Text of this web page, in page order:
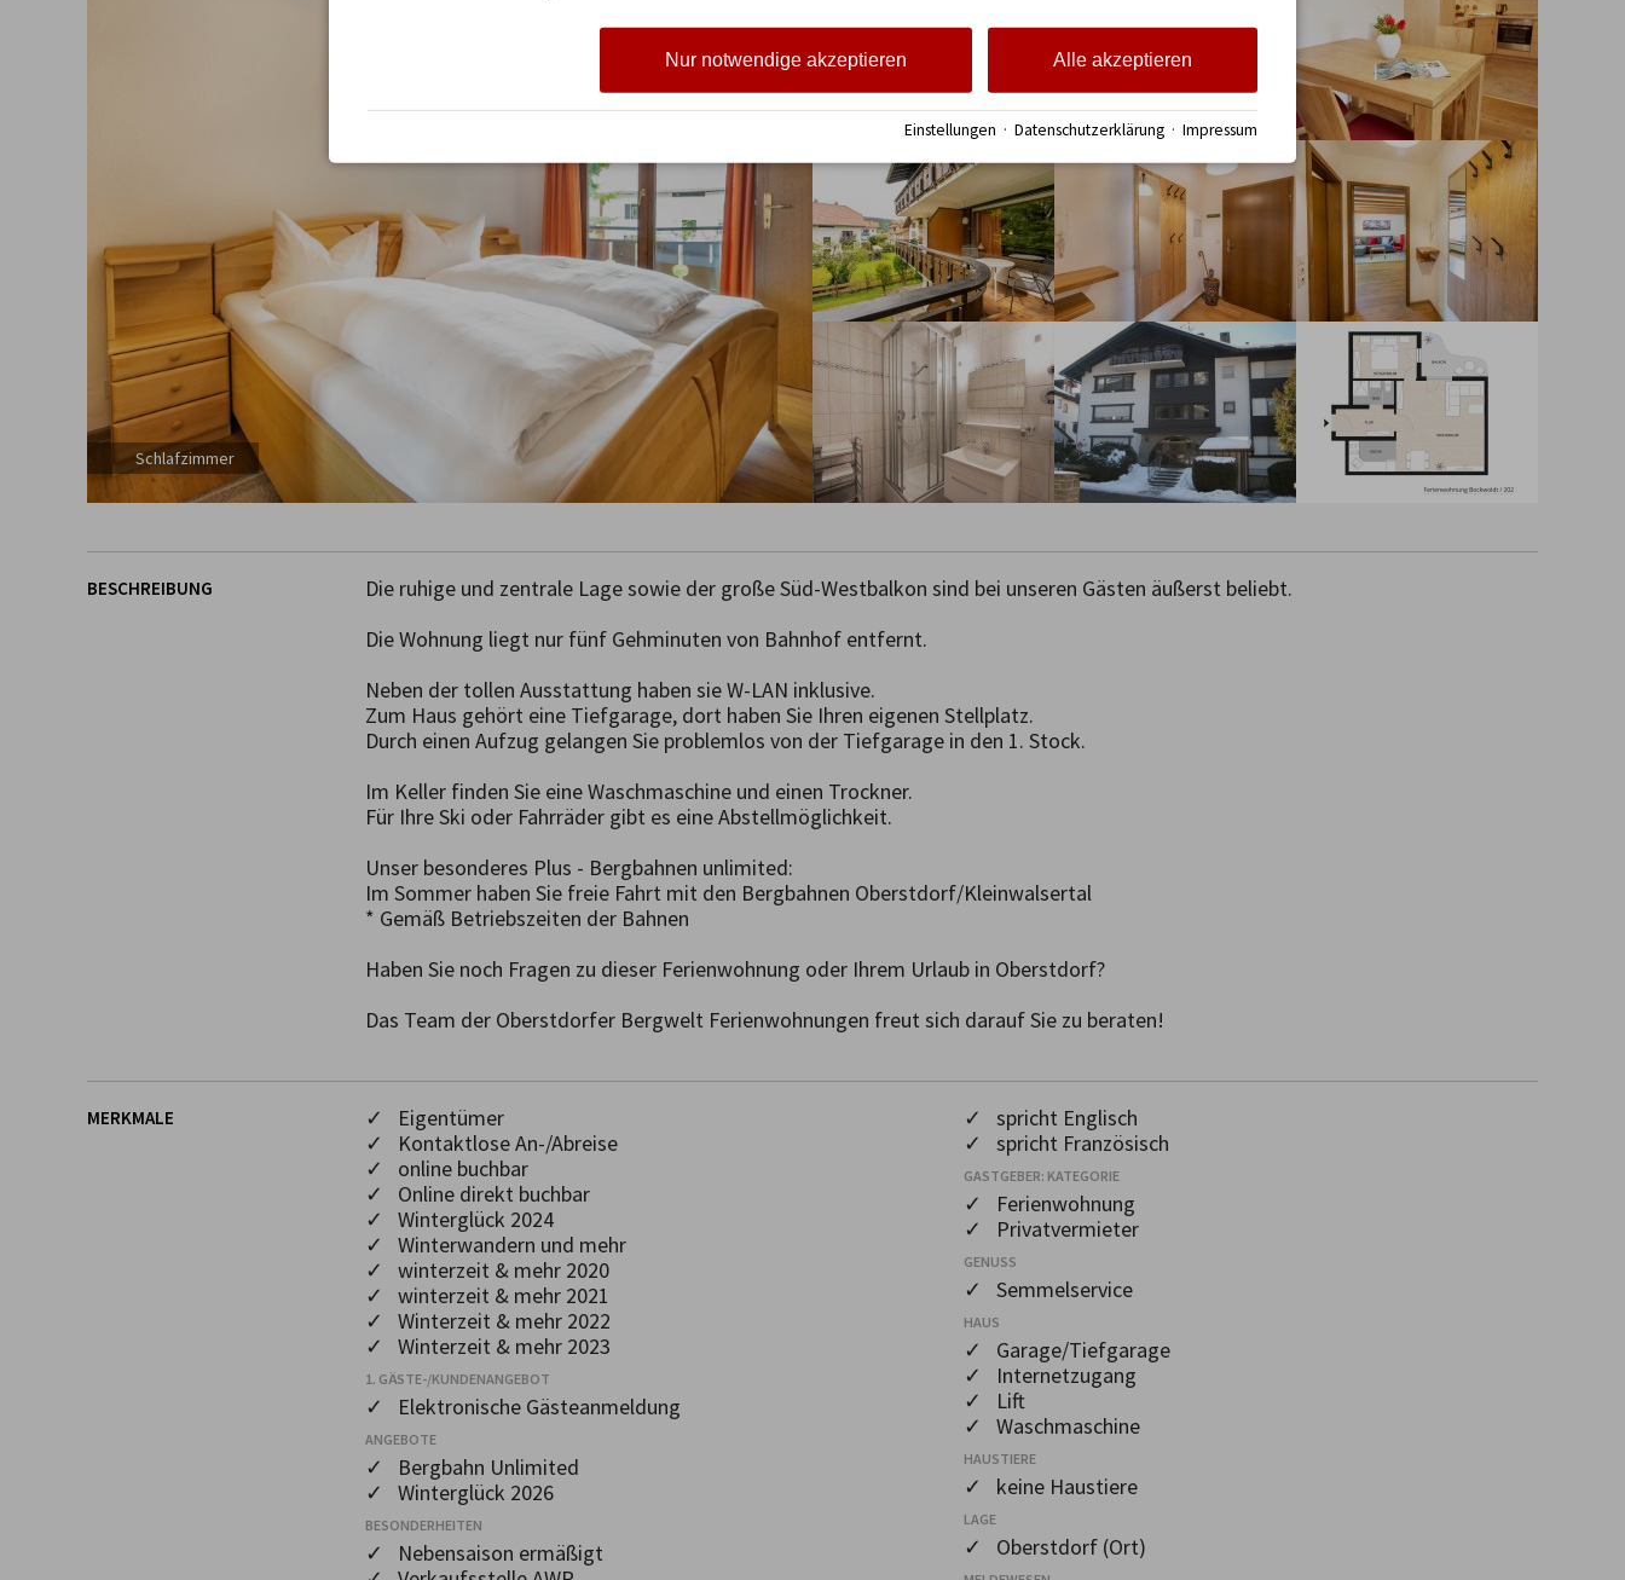
Schlafzimmer
BESCHREIBUNG
Die ruhige und zentrale Lage sowie der große Süd-Westbalkon sind bei unseren Gästen äußerst beliebt.
Die Wohnung liegt nur fünf Gehminuten von Bahnhof entfernt.
Neben der tollen Ausstattung haben sie W-LAN inklusive.
Zum Haus gehört eine Tiefgarage, dort haben Sie Ihren eigenen Stellplatz.
Durch einen Aufzug gelangen Sie problemlos von der Tiefgarage in den 1. Stock.
Im Keller finden Sie eine Waschmaschine und einen Trockner.
Für Ihre Ski oder Fahrräder gibt es eine Abstellmöglichkeit.
Unser besonderes Plus - Bergbahnen unlimited:
Im Sommer haben Sie freie Fahrt mit den Bergbahnen Oberstdorf/Kleinwalsertal
* Gemäß Betriebszeiten der Bahnen
Haben Sie noch Fragen zu dieser Ferienwohnung oder Ihrem Urlaub in Oberstdorf?
Das Team der Oberstdorfer Bergwelt Ferienwohnungen freut sich darauf Sie zu beraten!
MERKMALE
✓ Eigentümer
✓ Kontaktlose An-/Abreise
✓ online buchbar
✓ Online direkt buchbar
✓ Winterglück 2024
✓ Winterwandern und mehr
✓ winterzeit & mehr 2020
✓ winterzeit & mehr 2021
✓ Winterzeit & mehr 2022
✓ Winterzeit & mehr 2023
1. GÄSTE-/KUNDENANGEBOT
✓ Elektronische Gästeanmeldung
ANGEBOTE
✓ Bergbahn Unlimited
✓ Winterglück 2026
BESONDERHEITEN
✓ Nebensaison ermäßigt
✓ spricht Englisch
✓ spricht Französisch
GASTGEBER: KATEGORIE
✓ Ferienwohnung
✓ Privatvermieter
GENUSS
✓ Semmelservice
HAUS
✓ Garage/Tiefgarage
✓ Internetzugang
✓ Lift
✓ Waschmaschine
HAUSTIERE
✓ keine Haustiere
LAGE
✓ Oberstdorf (Ort)
Alle akzeptieren
Nur notwendige akzeptieren
Einstellungen · Datenschutzerklärung · Impressum